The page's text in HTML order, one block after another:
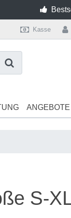
Kasse
BH ohne
ANGEBOTE
S-